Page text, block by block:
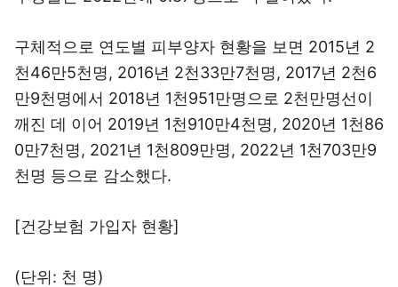
구체적으로 연도별 피부양자 현황을 보면 2015년 2
천46만5천명, 2016년 2천33만7천명, 2017년 2천6
만9천명에서 2018년 1천951만명으로 2천만명선이
깨진 데 이어 2019년 1천910만4천명, 2020년 1천86
0만7천명, 2021년 1천809만명, 2022년 1천703만9
천명 등으로 감소했다.
[건강보험 가입자 현황]
(단위: 천 명)